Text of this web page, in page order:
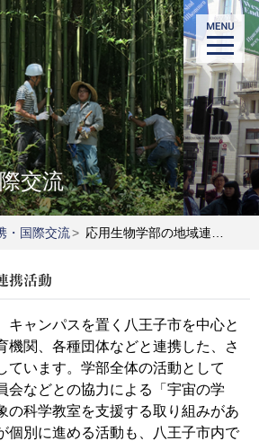
交流
・国際交流> 応用生物学部の地域連携活動
携活動
ャンパスを置く八王子市を中心と
機関、各種団体などと連携した、さ
ています。学部全体の活動として
会などとの協力による「宇宙の学
の科学教室を支援する取り組みがあ
個別に進める活動も、八王子市内で